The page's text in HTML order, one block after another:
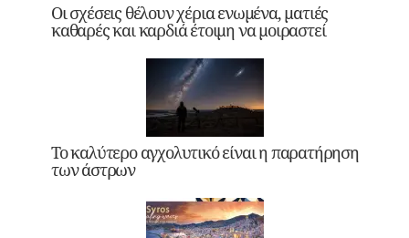
Οι σχέσεις θέλουν χέρια ενωμένα, ματιές
καθαρές και καρδιά έτοιμη να μοιραστεί
Το καλύτερο αγχολυτικό είναι η παρατήρηση
των άστρων